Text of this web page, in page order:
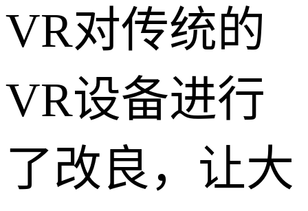
VR对传统的
VR设备进行
了改良，让大